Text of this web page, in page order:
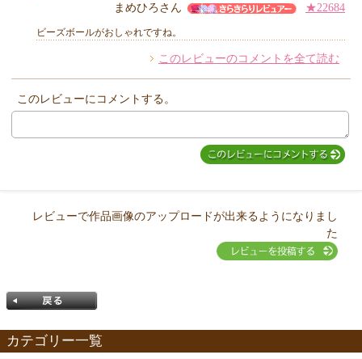
他のお客様からのコメント
まめひろさん ★22684
ビーズボールがおしゃれですね。
このレビューのコメントを全て読む
このレビューにコメントする。
レビューで作品画像のアップロードが出来るようになりまし
た
カテゴリー一覧